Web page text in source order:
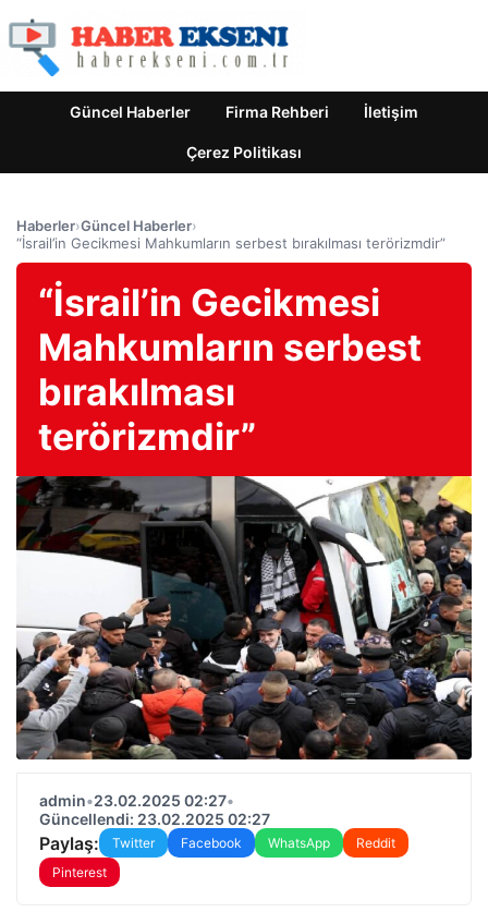
Güncel Haberler Firma Rehberi İletişim
Çerez Politikası
Haberler›Güncel Haberler›
“İsrail’in Gecikmesi Mahkumların serbest bırakılması terörizmdir”
“İsrail’in Gecikmesi
Mahkumların serbest
bırakılması
terörizmdir”
admin•23.02.2025 02:27•
Güncellendi: 23.02.2025 02:27
Paylaş: Twitter Facebook WhatsApp
Reddit
Pinterest